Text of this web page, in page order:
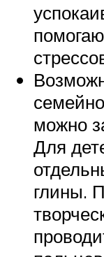
можно
Для
глины.